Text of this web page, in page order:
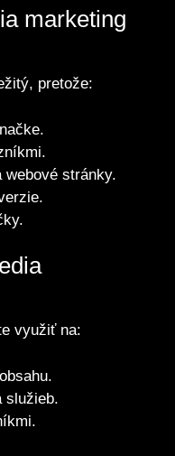
marketing
pretože:
webové stránky.
využiť na:
služieb.